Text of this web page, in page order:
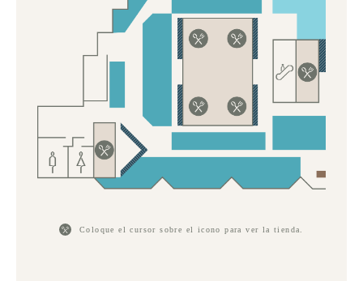
Coloque el cursor sobre el icono para ver la tienda.